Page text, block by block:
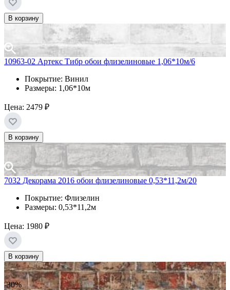
В корзину
10963-02 Артекс Тибр обои флизелиновые 1,06*10м/6
Покрытие: Винил
Размеры: 1,06*10м
Цена: 2479 ₽
В корзину
7032 Декорама 2016 обои флизелиновые 0,53*11,2м/20
Покрытие: Флизелин
Размеры: 0,53*11,2м
Цена: 1980 ₽
В корзину
-30%